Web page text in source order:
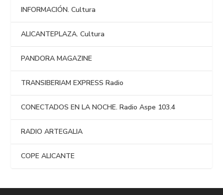
INFORMACIÓN. Cultura
ALICANTEPLAZA. Cultura
PANDORA MAGAZINE
TRANSIBERIAM EXPRESS Radio
CONECTADOS EN LA NOCHE. Radio Aspe 103.4
RADIO ARTEGALIA
COPE ALICANTE